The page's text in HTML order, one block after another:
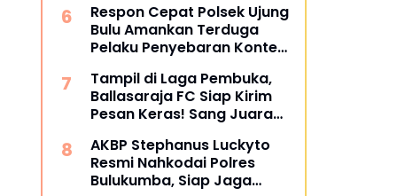
Respon Cepat Polsek Ujung
Bulu Amankan Terduga
Pelaku Penyebaran Konten
Tampil di Laga Pembuka,
Ballasaraja FC Siap Kirim
Pesan Keras! Sang Juara
Sempurna di Piala
Kemerdekaan Bulukumpa
2026
AKBP Stephanus Luckyto
Resmi Nahkodai Polres
Bulukumba, Siap Jaga